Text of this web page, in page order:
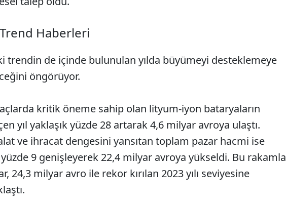
Haberleri
trendin de içinde bulunulan yılda büyümeyi desteklemeye
öngörüyor.
kritik öneme sahip olan lityum-iyon bataryaların
yıl yaklaşık yüzde 28 artarak 4,6 milyar avroya ulaştı.
ve ihracat dengesini yansıtan toplam pazar hacmi ise
yüzde 9 genişleyerek 22,4 milyar avroya yükseldi. Bu rakamla
24,3 milyar avro ile rekor kırılan 2023 yılı seviyesine